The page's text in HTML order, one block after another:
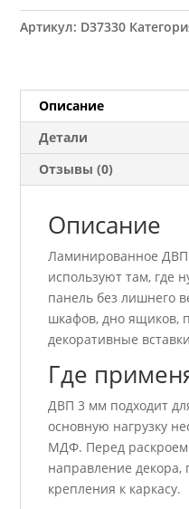
мм
Артикул: D37330
Описание
Детали
Отзывы (0)
Описание
Ламинированное ДВП
используют там, где
панель без лишнего
шкафов, дно ящиков,
декоративные
Где
ДВП 3 мм подходит
основную нагрузку
МДФ. Перед раскроем
направление декора,
крепления к каркасу.